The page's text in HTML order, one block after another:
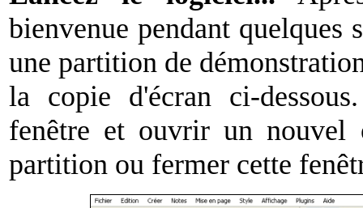
bienvenue pendant quelques
une partition de
la copie d'écran ci-
fenêtre et ouvrir un nouvel
partition ou fermer cette